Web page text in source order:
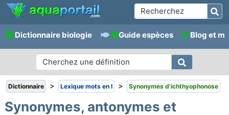
Dictionnaire biologie Guide espèces Blog et
Dictionnaire > Lexique mots en I > Synonymes d'ichthyophonose
Synonymes, antonymes et